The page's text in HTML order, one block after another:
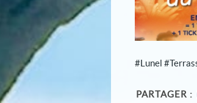
#Lunel
PARTAGER :